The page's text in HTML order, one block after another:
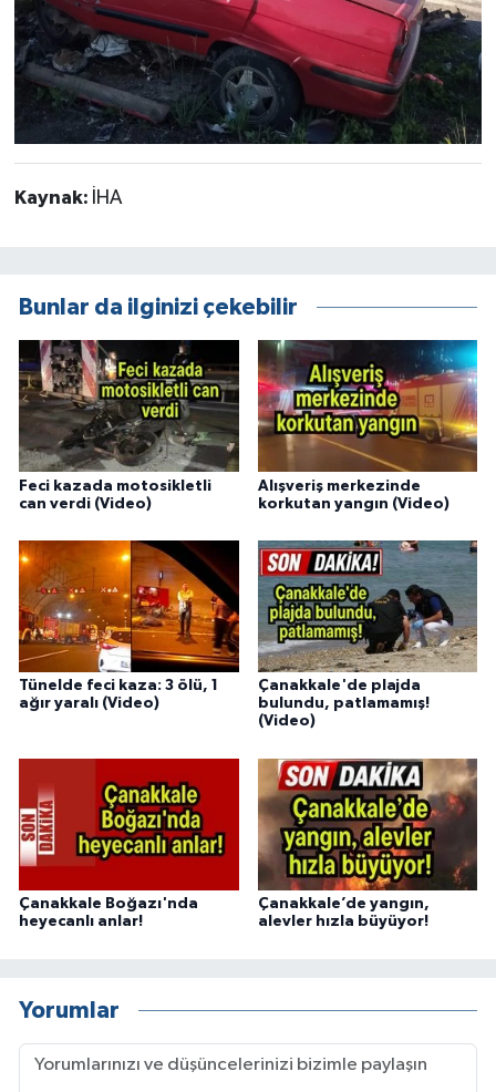
Kaynak: İHA
Bunlar da ilginizi çekebilir
Feci kazada motosikletli
can verdi (Video)
Alışveriş merkezinde
korkutan yangın (Video)
Tünelde feci kaza: 3 ölü, 1
ağır yaralı (Video)
Çanakkale'de plajda
bulundu, patlamamış!
(Video)
Çanakkale Boğazı'nda
heyecanlı anlar!
Çanakkale’de yangın,
alevler hızla büyüyor!
Yorumlar